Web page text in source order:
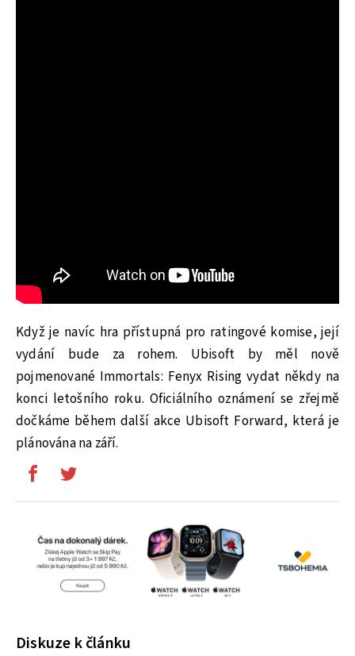
Když je navíc hra přístupná pro ratingové komise, její
vydání bude za rohem. Ubisoft by měl nově
pojmenované Immortals: Fenyx Rising vydat někdy na
konci letošního roku. Oficiálního oznámení se zřejmě
dočkáme během další akce Ubisoft Forward, která je
plánována na září.
Diskuze k článku